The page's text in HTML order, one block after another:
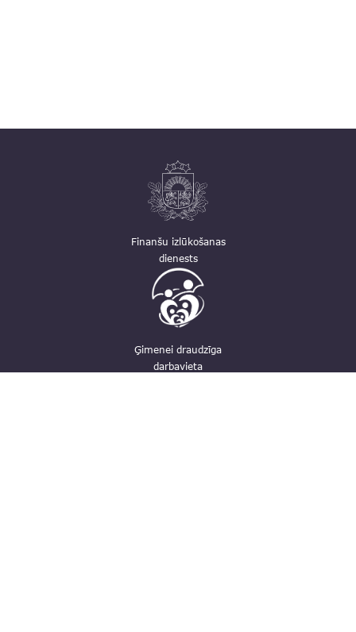
Finanšu izlūkošanas
dienests
Ģimenei draudzīga
darbavieta